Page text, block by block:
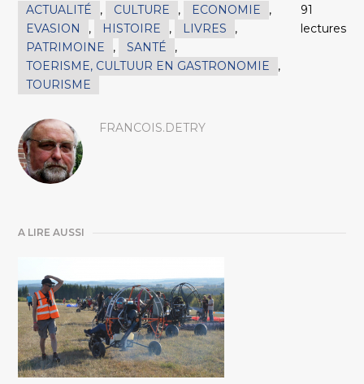
ACTUALITÉ , CULTURE , ECONOMIE
,
EVASION
, HISTOIRE , LIVRES
,
PATRIMOINE
, SANTÉ
,
TOERISME, CULTUUR EN GASTRONOMIE
,
TOURISME
91
lectures
FRANCOIS.DETRY
A LIRE AUSSI